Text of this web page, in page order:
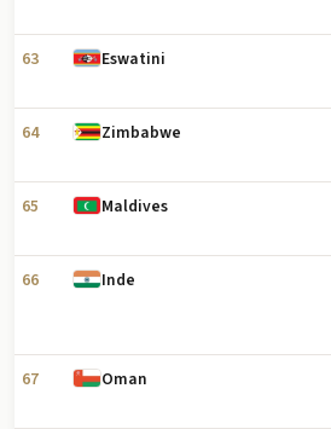
63 Eswatini
64 Zimbabwe
65 Maldives
66 Inde
67 Oman